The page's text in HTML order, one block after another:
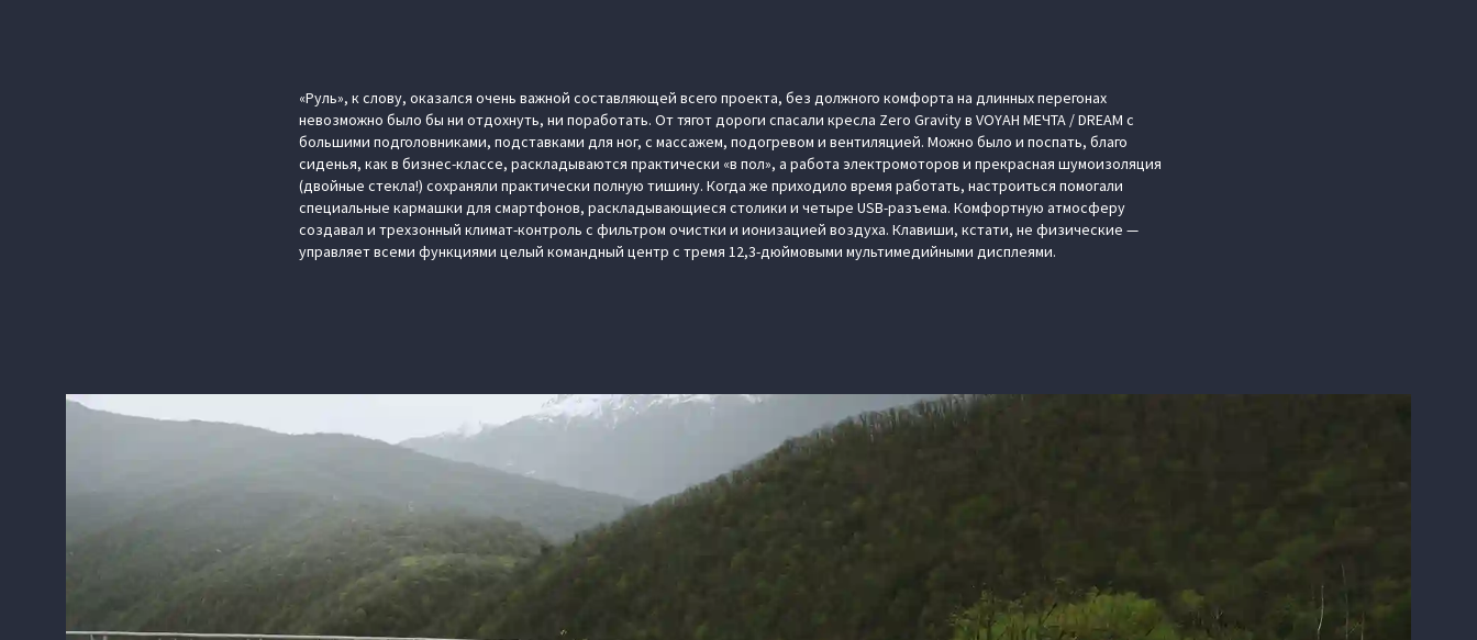
«Руль», к слову, оказался очень важной составляющей всего проекта, без должного комфорта на длинных перегонах
невозможно было бы ни отдохнуть, ни поработать. От тягот дороги спасали кресла Zero Gravity в VOYAH МЕЧТА / DREAM с
большими подголовниками, подставками для ног, с массажем, подогревом и вентиляцией. Можно было и поспать, благо
сиденья, как в бизнес-классе, раскладываются практически «в пол», а работа электромоторов и прекрасная шумоизоляция
(двойные стекла!) сохраняли практически полную тишину. Когда же приходило время работать, настроиться помогали
специальные кармашки для смартфонов, раскладывающиеся столики и четыре USB-разъема. Комфортную атмосферу
создавал и трехзонный климат-контроль с фильтром очистки и ионизацией воздуха. Клавиши, кстати, не физические —
управляет всеми функциями целый командный центр с тремя 12,3-дюймовыми мультимедийными дисплеями.